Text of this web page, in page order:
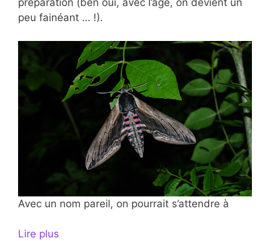
préparation (ben oui, avec l’âge, on devient un
peu fainéant … !).
Avec un nom pareil, on pourrait s’attendre à
Lire plus